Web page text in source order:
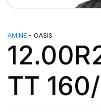
AMINE - OASIS
TT